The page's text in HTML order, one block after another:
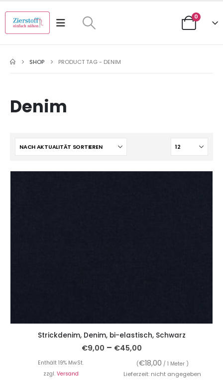
0
SHOP PRODUCT TAG - DENIM
Denim
Strickdenim, Denim, bi-elastisch, Schwarz
€9,00 – €45,00
Enthält 19% MwSt. (€18,00 / 1 Meter )
zzgl. Versand Lieferzeit: nicht angegeben